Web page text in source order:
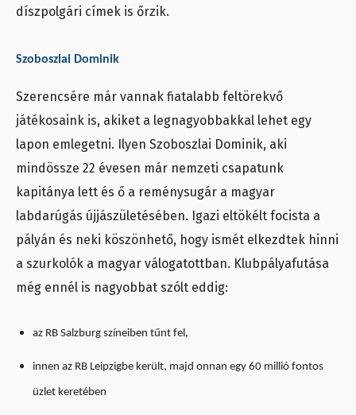
díszpolgári címek is őrzik.
Szoboszlai Dominik
Szerencsére már vannak fiatalabb feltörekvő
játékosaink is, akiket a legnagyobbakkal lehet egy
lapon emlegetni. Ilyen Szoboszlai Dominik, aki
mindössze 22 évesen már nemzeti csapatunk
kapitánya lett és ő a reménysugár a magyar
labdarúgás újjászületésében. Igazi eltökélt focista a
pályán és neki köszönhető, hogy ismét elkezdtek hinni
a szurkolók a magyar válogatottban. Klubpályafutása
még ennél is nagyobbat szólt eddig:
az RB Salzburg színeiben tűnt fel,
innen az RB Leipzigbe került, majd onnan egy 60 millió fontos
üzlet keretében